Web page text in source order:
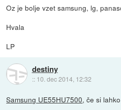
Oz je bolje vzet samsung, lg,
Hvala
LP
destiny
:: 10. dec 2014, 12:32
Samsung UE55HU7500, če si